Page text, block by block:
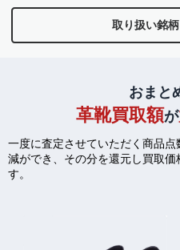
取り扱い銘
おまと
革靴買取額が
一度に査定させていただく商品
減ができ、 その分を還元し買取
す。